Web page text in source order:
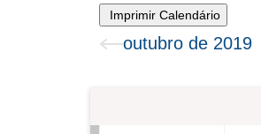
Imprimir Calendário
outubro de 2019